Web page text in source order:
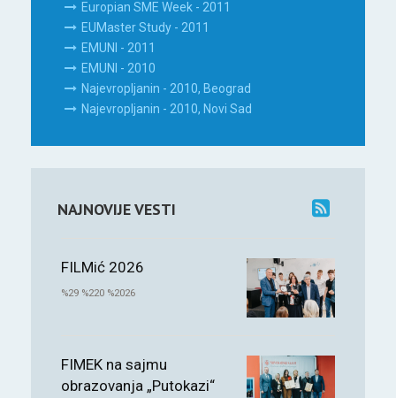
Europian SME Week - 2011
EUMaster Study - 2011
EMUNI - 2011
EMUNI - 2010
Najevropljanin - 2010, Beograd
Najevropljanin - 2010, Novi Sad
NAJNOVIJE VESTI
FILMić 2026
%29 %220 %2026
FIMEK na sajmu
obrazovanja „Putokazi“